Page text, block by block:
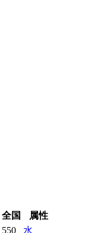
全国
属性
550
水